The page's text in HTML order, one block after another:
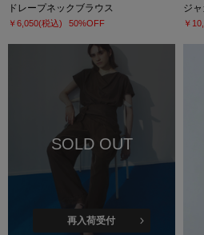
ドレープネックブラウス
￥6,050(税込) 50%OFF
ジ
￥
SOLD OUT
再入荷受付